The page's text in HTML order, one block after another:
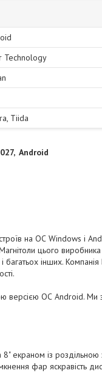
Technology
Tiida
, Android
на ОС Windows і
цього
і багатьох інших.
версією ОС Android.
екраном із
фар яскравість